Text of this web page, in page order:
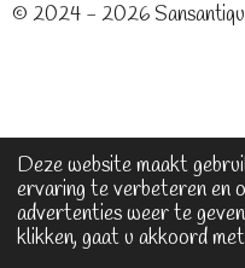
Deze website maakt
ervaring te verbeteren en
advertenties weer te
klikken, gaat u akkoord
© 2024 - 2026